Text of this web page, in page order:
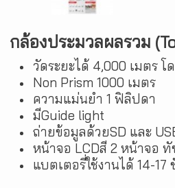
กล้องประมวลผลรวม
วัดระยะได้ 4,000 เมตร โ
Non Prism 1000 เมตร
ความแม่นยำ 1 ฟิลิปดา
มีGuide light
ถ่ายข้อมูลด้วยSD และ
หน้าจอ LCDสี 2 หน้าจอ ทั
แบตเตอรี่ใช้งานได้ 14-17